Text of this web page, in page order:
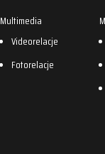
Multimedia
Videorelacje
Fotorelacje